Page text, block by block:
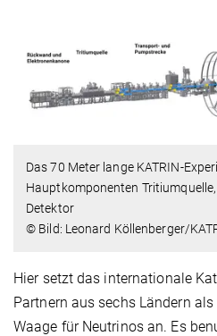
Das 70 Meter lange KATRIN-
Hauptkomponenten
Detektor
© Bild: Leonard Köllenberger/
Hier setzt das internationale
Partnern aus sechs Ländern
Waage für Neutrinos an. Es